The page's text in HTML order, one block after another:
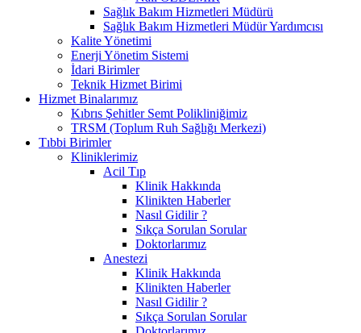
Sağlık Bakım Hizmetleri Müdürü
Sağlık Bakım Hizmetleri Müdür Yardımcısı
Kalite Yönetimi
Enerji Yönetim Sistemi
İdari Birimler
Teknik Hizmet Birimi
Hizmet Binalarımız
Kıbrıs Şehitler Semt Polikliniğimiz
TRSM (Toplum Ruh Sağlığı Merkezi)
Tıbbi Birimler
Kliniklerimiz
Acil Tıp
Klinik Hakkında
Klinikten Haberler
Nasıl Gidilir ?
Sıkça Sorulan Sorular
Doktorlarımız
Anestezi
Klinik Hakkında
Klinikten Haberler
Nasıl Gidilir ?
Sıkça Sorulan Sorular